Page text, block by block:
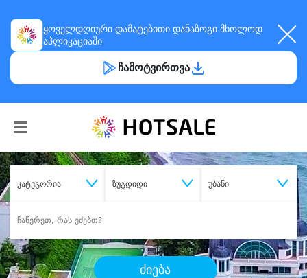
ყოველდღიური დამატებითი დანაზოგი მხოლოდ
აპლიკაციაში
ჩამოტვირთვა
კატეგორია ზუგდიდი უბანი
ძიება